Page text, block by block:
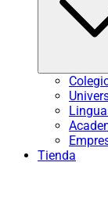
Tienda